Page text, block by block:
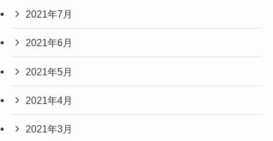
2021年7月
2021年6月
2021年5月
2021年4月
2021年3月